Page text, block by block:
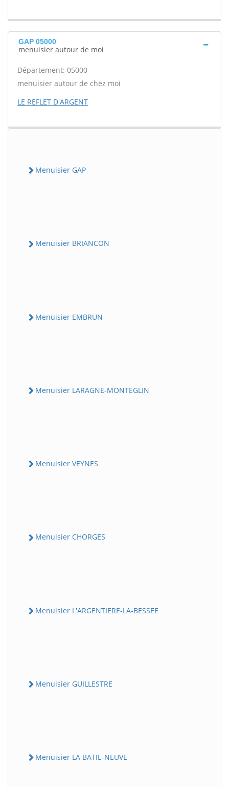
GAP 05000
menuisier autour de moi
Département: 05000
menuisier autour de chez moi
LE REFLET D'ARGENT
Menuisier GAP
Menuisier BRIANCON
Menuisier EMBRUN
Menuisier LARAGNE-MONTEGLIN
Menuisier VEYNES
Menuisier CHORGES
Menuisier L'ARGENTIERE-LA-BESSEE
Menuisier GUILLESTRE
Menuisier LA BATIE-NEUVE